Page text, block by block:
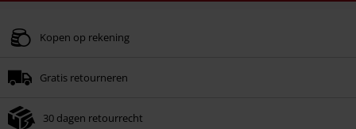
Geldig t/m 09-08-2026
Zodra je de code hebt ingevoerd, wordt de korting automatisch verrekend in
Kan niet gecombineerd worden met andere kortingscodes. Boeken, media,
Kopen op rekening
Gratis retourneren
30 dagen retourrecht